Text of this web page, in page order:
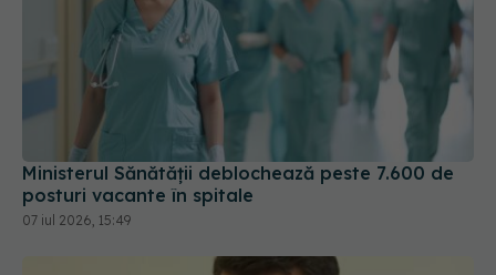
Ministerul Sănătății deblochează peste 7.600 de
posturi vacante în spitale
07 iul 2026, 15:49